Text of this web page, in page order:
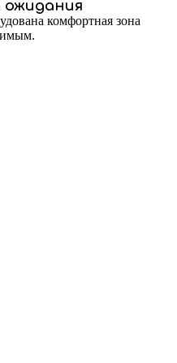
комфортная зона